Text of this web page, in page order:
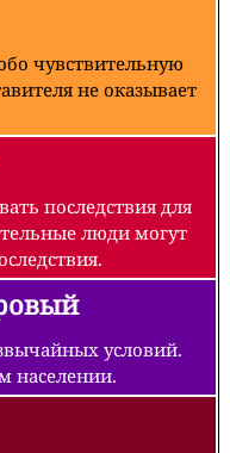
чувствительную
не оказывает
последствия для
люди могут
условий.
населении.